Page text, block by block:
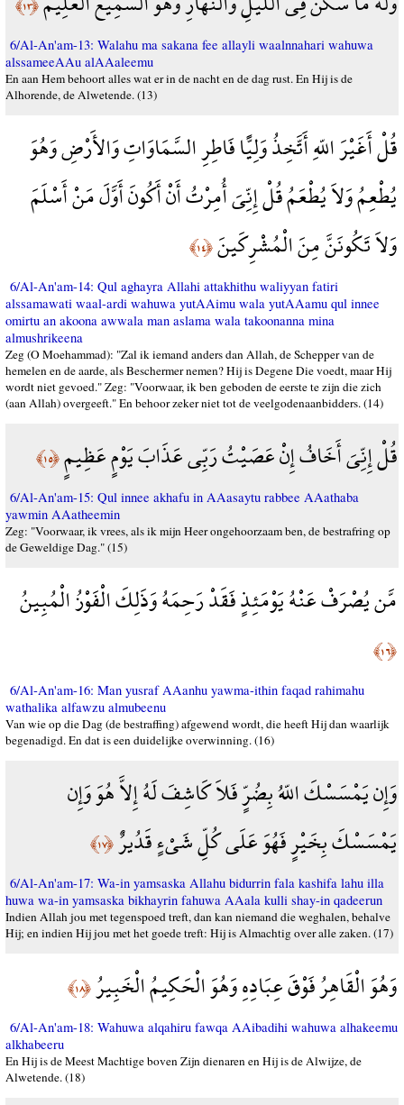
6/Al-An'am-13: Walahu ma sakana fee allayli waalnnahari wahuwa
alssameeAAu alAAaleemu
En aan Hem behoort alles wat er in de nacht en de dag rust. En Hij is de
Alhorende, de Alwetende. (13)
قُلْ أَغَيْرَ اللّهِ أَتَّخِذُ وَلِيًّا فَاطِرِ السَّمَاوَاتِ وَالأَرْضِ وَهُوَ
يُطْعِمُ وَلاَ يُطْعَمُ قُلْ إِنِّيَ أُمِرْتُ أَنْ أَكُونَ أَوَّلَ مَنْ أَسْلَمَ
وَلاَ تَكُونَنَّ مِنَ الْمُشْرِكَينَ﴿١٤﴾
6/Al-An'am-14: Qul aghayra Allahi attakhithu waliyyan fatiri
alssamawati waal-ardi wahuwa yutAAimu wala yutAAamu qul innee
omirtu an akoona awwala man aslama wala takoonanna mina
almushrikeena
Zeg (O Moehammad): "Zal ik iemand anders dan Allah, de Schepper van de
hemelen en de aarde, als Beschermer nemen? Hij is Degene Die voedt, maar Hij
wordt niet gevoed." Zeg: "Voorwaar, ik ben geboden de eerste te zijn die zich
(aan Allah) overgeeft." En behoor zeker niet tot de veelgodenaanbidders. (14)
قُلْ إِنِّيَ أَخَافُ إِنْ عَصَيْتُ رَبِّي عَذَابَ يَوْمٍ عَظِيمٍ﴿١٥﴾
6/Al-An'am-15: Qul innee akhafu in AAasaytu rabbee AAathaba
yawmin AAatheemin
Zeg: "Voorwaar, ik vrees, als ik mijn Heer ongehoorzaam ben, de bestrafring op
de Geweldige Dag." (15)
مَّن يُصْرَفْ عَنْهُ يَوْمَئِذٍ فَقَدْ رَحِمَهُ وَذَلِكَ الْفَوْزُ الْمُبِينُ
﴿١٦﴾
6/Al-An'am-16: Man yusraf AAanhu yawma-ithin faqad rahimahu
wathalika alfawzu almubeenu
Van wie op die Dag (de bestraffing) afgewend wordt, die heeft Hij dan waarlijk
begenadigd. En dat is een duidelijke overwinning. (16)
وَإِن يَمْسَسْكَ اللّهُ بِضُرٍّ فَلاَ كَاشِفَ لَهُ إِلاَّ هُوَ وَإِن
يَمْسَسْكَ بِخَيْرٍ فَهُوَ عَلَى كُلِّ شَيْءٍ قَدُيرٌ﴿١٧﴾
6/Al-An'am-17: Wa-in yamsaska Allahu bidurrin fala kashifa lahu illa
huwa wa-in yamsaska bikhayrin fahuwa AAala kulli shay-in qadeerun
Indien Allah jou met tegenspoed treft, dan kan niemand die weghalen, behalve
Hij; en indien Hij jou met het goede treft: Hij is Almachtig over alle zaken. (17)
وَهُوَ الْقَاهِرُ فَوْقَ عِبَادِهِ وَهُوَ الْحَكِيمُ الْخَبِيرُ﴿١٨﴾
6/Al-An'am-18: Wahuwa alqahiru fawqa AAibadihi wahuwa alhakeemu
alkhabeeru
En Hij is de Meest Machtige boven Zijn dienaren en Hij is de Alwijze, de
Alwetende. (18)